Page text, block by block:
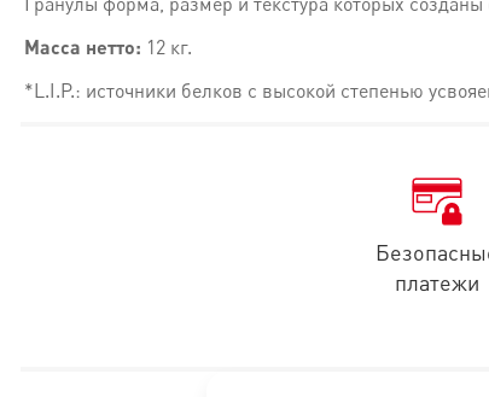
Масса нетто: 12 кг.
*L.I.P.: источники белков с высокой степенью
Пребиотики (ФОС и МОС) для развития собственной
платежи